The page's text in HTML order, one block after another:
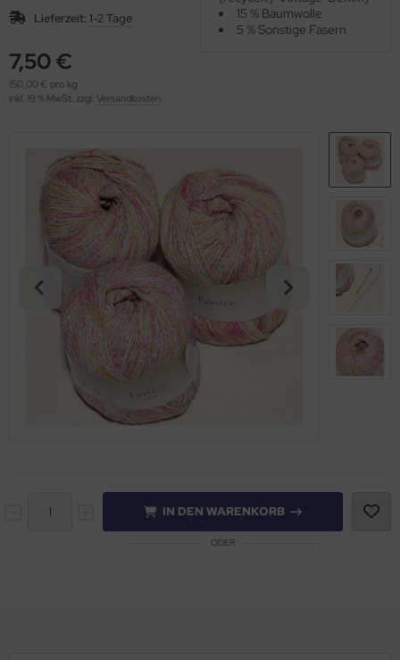
Lieferzeit: 1-2 Tage
7,50 €
150,00 € pro kg
inkl. 19 % MwSt. zzgl. Versandkosten
15 % Baumwolle
5 % Sonstige Fasern
IN DEN WARENKORB
ODER
(276)